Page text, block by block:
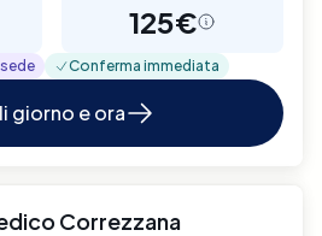
125€
Conferma immediata
giorno e ora
Correzzana